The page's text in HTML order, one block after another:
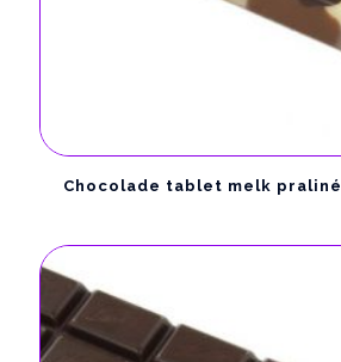
Chocolade tablet melk praliné